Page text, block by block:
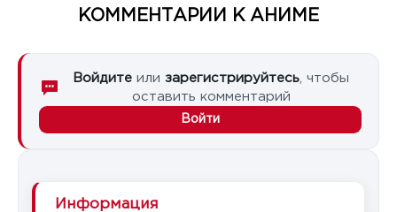
КОММЕНТАРИИ К АНИМЕ
Войдите или зарегистрируйтесь , чтобы
оставить комментарий
Войти
Информация